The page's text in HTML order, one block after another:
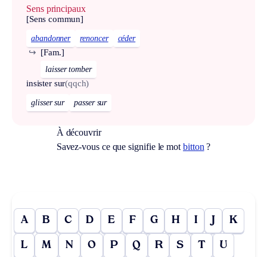
Sens principaux
[Sens commun]
abandonner renoncer céder
[Fam.]
↪
laisser tomber
insister sur(qqch)
glisser sur passer sur
À découvrir
Savez-vous ce que signifie le mot bitton ?
A B C D E F G H I J K
L M N O P Q R S T U